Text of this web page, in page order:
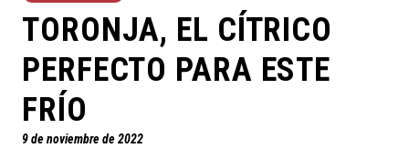
TORONJA, EL CÍTRICO
PERFECTO PARA ESTE
FRÍO
9 de noviembre de 2022